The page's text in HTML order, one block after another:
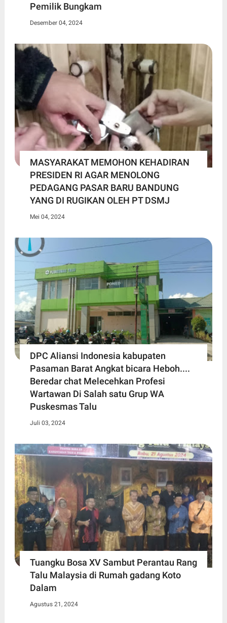
Pemilik Bungkam
Desember 04, 2024
MASYARAKAT MEMOHON KEHADIRAN
PRESIDEN RI AGAR MENOLONG
PEDAGANG PASAR BARU BANDUNG
YANG DI RUGIKAN OLEH PT DSMJ
Mei 04, 2024
DPC Aliansi Indonesia kabupaten
Pasaman Barat Angkat bicara Heboh....
Beredar chat Melecehkan Profesi
Wartawan Di Salah satu Grup WA
Puskesmas Talu
Juli 03, 2024
Tuangku Bosa XV Sambut Perantau Rang
Talu Malaysia di Rumah gadang Koto
Dalam
Agustus 21, 2024